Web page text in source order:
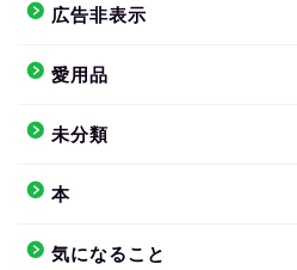
広告非表示
愛用品
未分類
本
気になること